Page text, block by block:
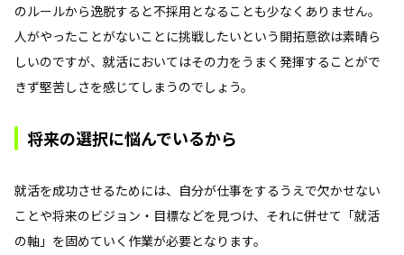
のルールから逸脱すると不採用となることも少なくありません。
人がやったことがないことに挑戦したいという開拓意欲は素晴ら
しいのですが、就活においてはその力をうまく発揮することがで
きず堅苦しさを感じてしまうのでしょう。
将来の選択に悩んでいるから
就活を成功させるためには、自分が仕事をするうえで欠かせない
ことや将来のビジョン・目標などを見つけ、それに併せて「就活
の軸」を固めていく作業が必要となります。